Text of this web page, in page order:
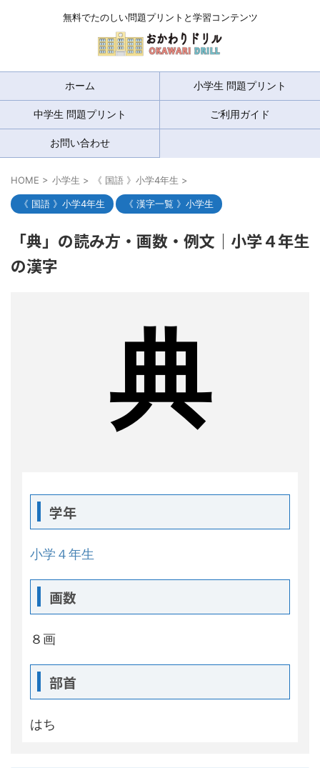
無料でたのしい問題プリントと学習コンテンツ
ホーム 小学生 問題プリント
中学生 問題プリント ご利用ガイド
お問い合わせ
HOME > 小学生 > 《 国語 》小学4年生 >
《 国語 》小学4年生 《 漢字一覧 》小学生
「典」の読み方・画数・例文｜小学４年生
の漢字
典
学年
小学４年生
画数
８画
部首
はち